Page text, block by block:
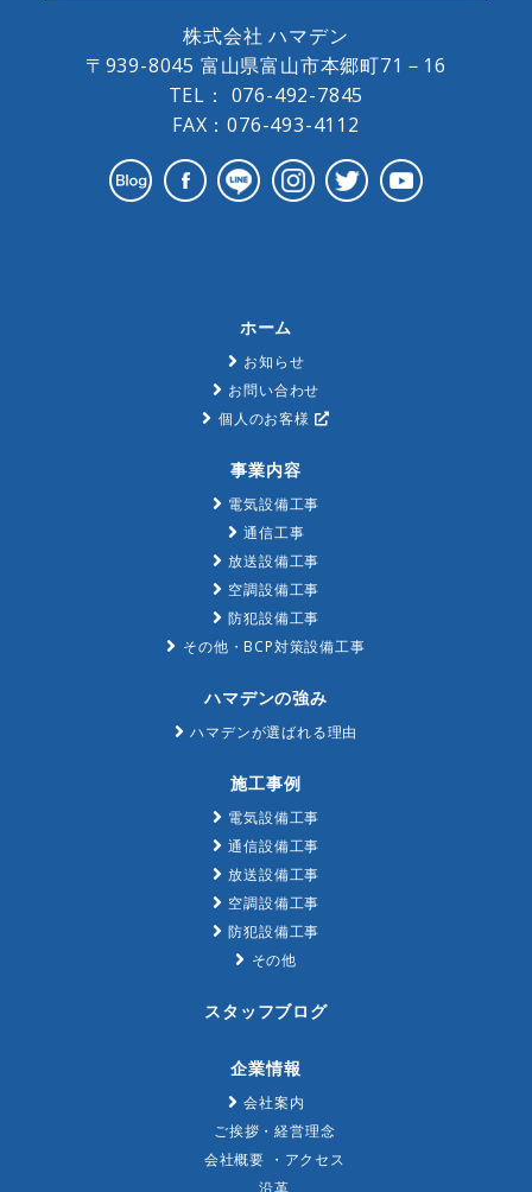
株式会社 ハマデン
〒939-8045 富山県富山市本郷町71－16
TEL： 076-492-7845
FAX：076-493-4112
ホーム
お知らせ
お問い合わせ
個人のお客様
事業内容
電気設備工事
通信工事
放送設備工事
空調設備工事
防犯設備工事
その他・BCP対策設備工事
ハマデンの強み
ハマデンが選ばれる理由
施工事例
電気設備工事
通信設備工事
放送設備工事
空調設備工事
防犯設備工事
その他
スタッフブログ
企業情報
会社案内
ご挨拶・経営理念
会社概要 ・アクセス
沿革